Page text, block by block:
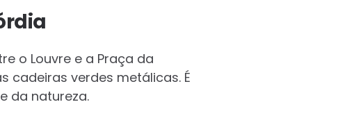
o Louvre e a Praça da
cadeiras verdes metálicas. É
da natureza.